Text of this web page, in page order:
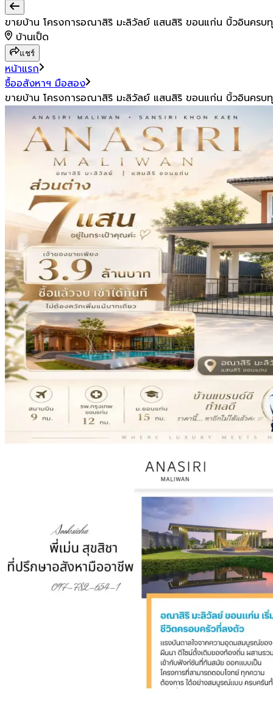
ขายบ้าน โครงการอณาสิริ มะลิวัลย์ แสนสิริ ขอนแก่น บิ้วอินครบ
บ้านเป็ด
แชร์
หน้าแรก
ซื้ออสังหาฯ มือสอง
ขายบ้าน โครงการอณาสิริ มะลิวัลย์ แสนสิริ ขอนแก่น บิ้วอินครบ